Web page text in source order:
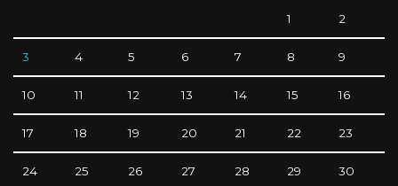
1 2
3 4 5 6 7 8 9
10 11 12 13 14 15 16
17 18 19 20 21 22 23
24 25 26 27 28 29 30